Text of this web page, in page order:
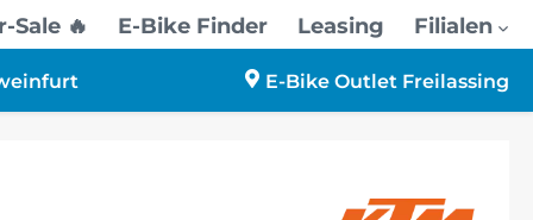
Sale 🔥 E-Bike Finder Leasing Filialen
E-Bike Outlet Freilassing